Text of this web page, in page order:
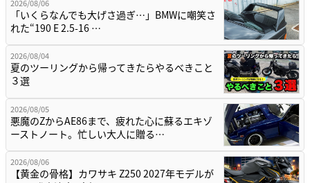
2026/08/06
「いくらなんでも大げさ過ぎ…」BMWに嘲笑さ
れた“190 E 2.5-16 …
2026/08/04
夏のツーリングから帰ってきたらやるべきこと
３選
2026/08/05
悪魔のZからAE86まで、疲れた心に蘇るエキゾ
ーストノート。忙しい大人に贈る…
2026/08/06
【黄金の骨格】カワサキ Z250 2027年モデルが